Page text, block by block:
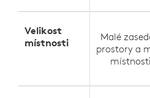
Velikost
místnosti
Malé
prostory a
místnosti